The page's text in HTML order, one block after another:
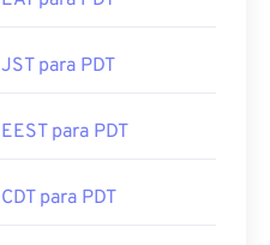
JST para PDT
EEST para PDT
CDT para PDT